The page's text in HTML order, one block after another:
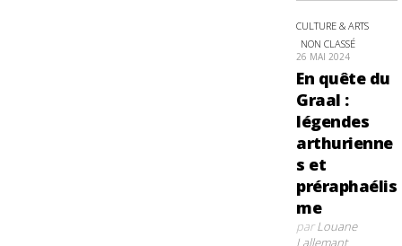
CULTURE & ARTS
NON CLASSÉ
26 MAI 2024
En quête du
Graal :
légendes
arthurienne
s et
préraphaélis
me
parLouane
Lallemant